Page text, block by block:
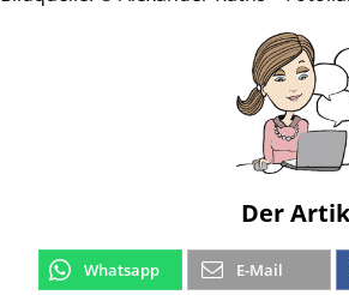
Der
Whatsapp E-Mail